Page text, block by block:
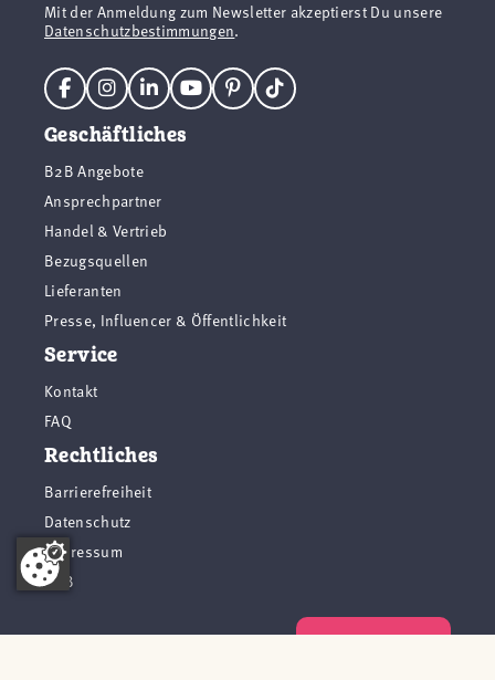
Mit der Anmeldung zum Newsletter akzeptierst Du unsere
Datenschutzbestimmungen.
Geschäftliches
B2B Angebote
Ansprechpartner
Handel & Vertrieb
Bezugsquellen
Lieferanten
Presse, Influencer & Öffentlichkeit
Service
Kontakt
FAQ
Rechtliches
Barrierefreiheit
Datenschutz
Impressum
AGB